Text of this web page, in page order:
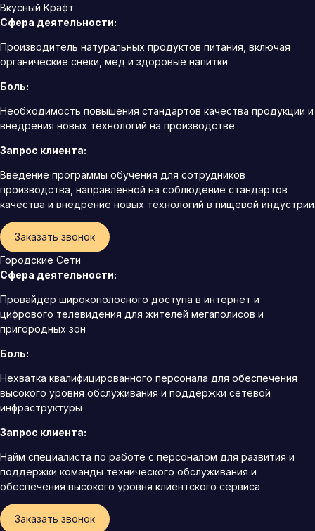
Вкусный Крафт
Сфера деятельности:
Производитель натуральных продуктов питания, включая
органические снеки, мед и здоровые напитки
Боль:
Необходимость повышения стандартов качества продукции и
внедрения новых технологий на производстве
Запрос клиента:
Введение программы обучения для сотрудников
производства, направленной на соблюдение стандартов
качества и внедрение новых технологий в пищевой индустрии
Заказать звонок
Городские Сети
Сфера деятельности:
Провайдер широкополосного доступа в интернет и
цифрового телевидения для жителей мегаполисов и
пригородных зон
Боль:
Нехватка квалифицированного персонала для обеспечения
высокого уровня обслуживания и поддержки сетевой
инфраструктуры
Запрос клиента:
Найм специалиста по работе с персоналом для развития и
поддержки команды технического обслуживания и
обеспечения высокого уровня клиентского сервиса
Заказать звонок